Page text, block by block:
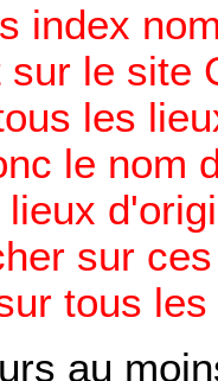
index
sur le site
les
le nom
sur
tous
au